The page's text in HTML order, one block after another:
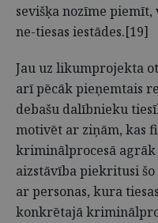
sevišķa nozīme
ne-tiesas iestādes.[19]
Jau uz likumprojekta
arī pēcāk pieņemtais
debašu dalībnieku
motivēt ar ziņām, kas
kriminālprocesā agrāk
aizstāvība piekritusi
ar personas, kura
konkrētajā